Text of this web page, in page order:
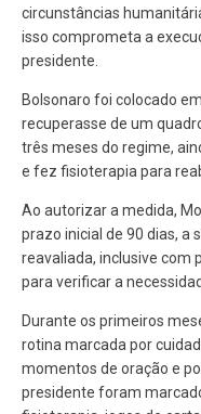
circunstâncias
isso comprometa a
presidente.
Bolsonaro foi colocado
recuperasse de um
três meses do regime,
e fez fisioterapia para
Ao autorizar a medida,
prazo inicial de 90 dias, a
reavaliada, inclusive com
para verificar a
Durante os primeiros
rotina marcada por
momentos de oração e
presidente foram